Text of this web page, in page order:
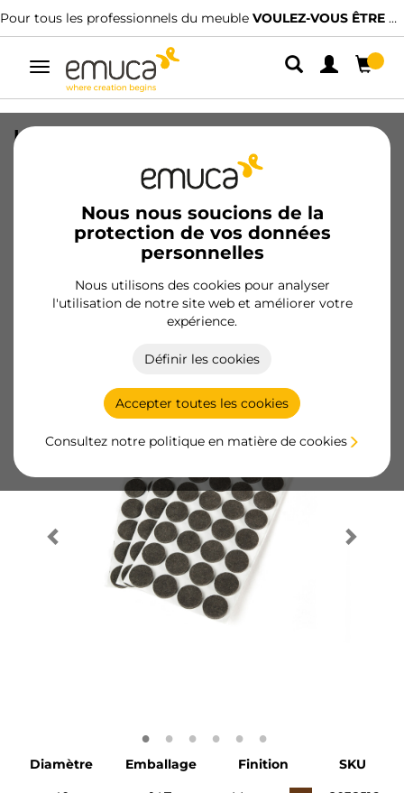
Pour tous les professionnels du meuble VOULEZ-VOUS ÊTRE CLIENT ?
Alterner
navigation
Nous nous soucions de la
protection de vos données
personnelles
Nous utilisons des cookies pour analyser
l'utilisation de notre site web et améliorer votre
expérience.
Définir les cookies
Accepter toutes les cookies
Consultez notre politique en matière de cookies
Lot de 108 feutres circulaires adhésifs
pour meubles, diamètre 24mm, Fibre,
Plastique Marron
2038216/EAN 8432393126760
Fiche produit
Diamètre Emballage Finition
SKU